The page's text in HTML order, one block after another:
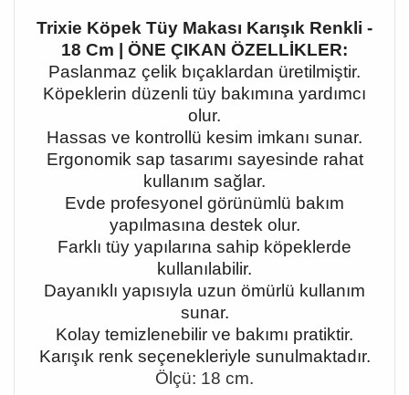
Trixie Köpek Tüy Makası Karışık Renkli -
18 Cm | ÖNE ÇIKAN ÖZELLİKLER:
Paslanmaz çelik bıçaklardan üretilmiştir.
Köpeklerin düzenli tüy bakımına yardımcı
olur.
Hassas ve kontrollü kesim imkanı sunar.
Ergonomik sap tasarımı sayesinde rahat
kullanım sağlar.
Evde profesyonel görünümlü bakım
yapılmasına destek olur.
Farklı tüy yapılarına sahip köpeklerde
kullanılabilir.
Dayanıklı yapısıyla uzun ömürlü kullanım
sunar.
Kolay temizlenebilir ve bakımı pratiktir.
Karışık renk seçenekleriyle sunulmaktadır.
Ölçü: 18 cm.